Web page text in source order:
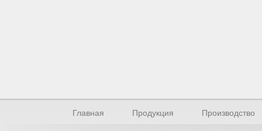
Главная Продукция Производство